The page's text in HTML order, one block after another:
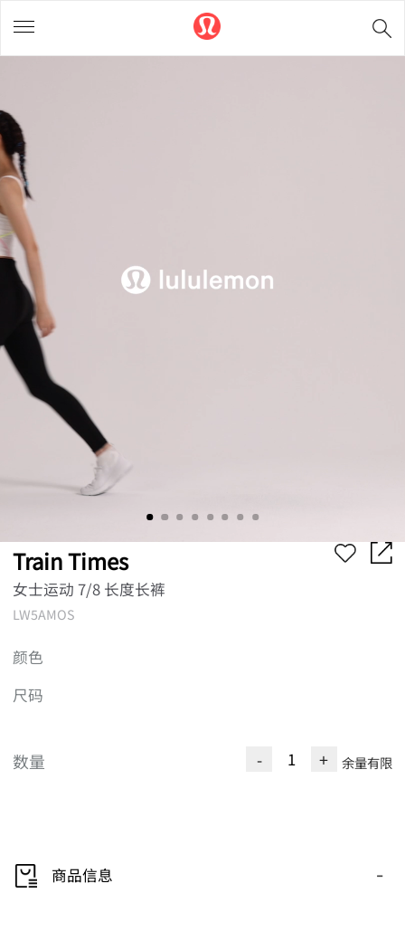
Train Times
女士运动 7/8 长度长裤
LW5AMOS
颜色
尺码
数量 - + 余量有限
商品信息 -